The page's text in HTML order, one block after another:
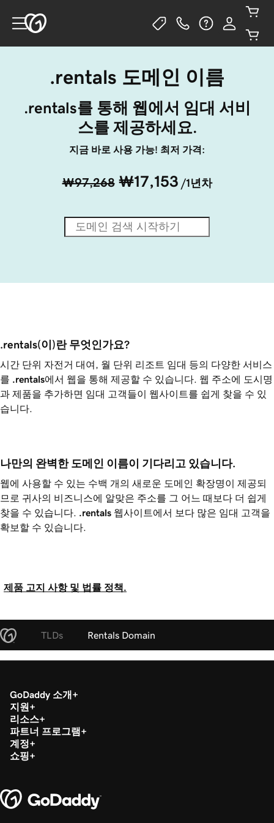
.rentals 도메인 이름
.rentals를 통해 웹에서 임대 서비
스를 제공하세요.
지금 바로 사용 가능! 최저 가격:
₩97,268 ₩17,153 /1년차
.rentals(이)란 무엇인가요?
시간 단위 자전거 대여, 월 단위 리조트 임대 등의 다양한 서비스
를 .rentals에서 웹을 통해 제공할 수 있습니다. 웹 주소에 도시명
과 제품을 추가하면 임대 고객들이 웹사이트를 쉽게 찾을 수 있
습니다.
나만의 완벽한 도메인 이름이 기다리고 있습니다.
웹에 사용할 수 있는 수백 개의 새로운 도메인 확장명이 제공되
므로 귀사의 비즈니스에 알맞은 주소를 그 어느 때보다 더 쉽게
찾을 수 있습니다.
.rentals 웹사이트에서 보다 많은 임대 고객을
확보할 수 있습니다.
제품 고지 사항 및 법률 정책.
TLDs Rentals Domain
GoDaddy 소개
지원
리소스
파트너 프로그램
계정
쇼핑